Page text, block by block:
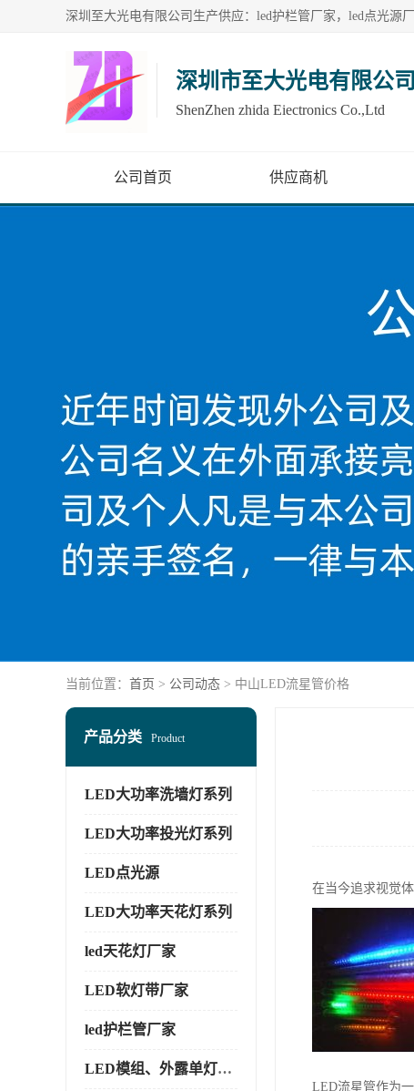
深圳市至大光电有限公司
ShenZhen zhida Eiectronics Co.,Ltd
公司首页 供应商机
当前位置： 首页 > 公司动态 > 中山LED流星管价格
产品分类 Product
LED大功率洗墙灯系列
LED大功率投光灯系列
LED点光源
LED大功率天花灯系列
led天花灯厂家
LED软灯带厂家
led护栏管厂家
LED模组、外露单灯系列
在当今追求视觉
LED流星管作为